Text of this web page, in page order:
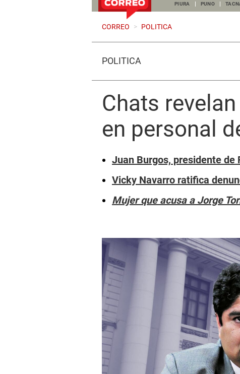
PIURA PUNO
CORREO > POLITICA
POLÍTICA
Chats
en personal
Juan Burgos, presidente de
Vicky Navarro ratifica
Mujer que acusa a Jorge